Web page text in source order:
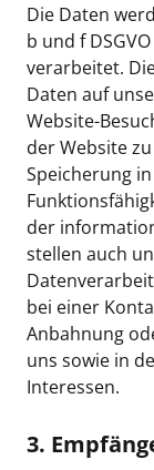
Die Daten
b und f
verarbeitet.
Daten auf
Website-
der Website
Speicherung
der
stellen auch
bei einer
Anbahnung
uns sowie in
Interessen.
3.